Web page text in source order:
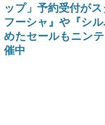
赫本
この物語を解いて
の形をした短編ホ
ップ」予約受付が
フーシャ』や『シ
めたセールもニン
催中